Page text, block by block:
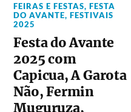
FEIRAS E FESTAS,FESTA
DO AVANTE,FESTIVAIS
2025
Festa do Avante
2025 com
Capicua, A Garota
Não, Fermin
Muguruza,